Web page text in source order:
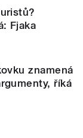
Fjaka
znamená
říká